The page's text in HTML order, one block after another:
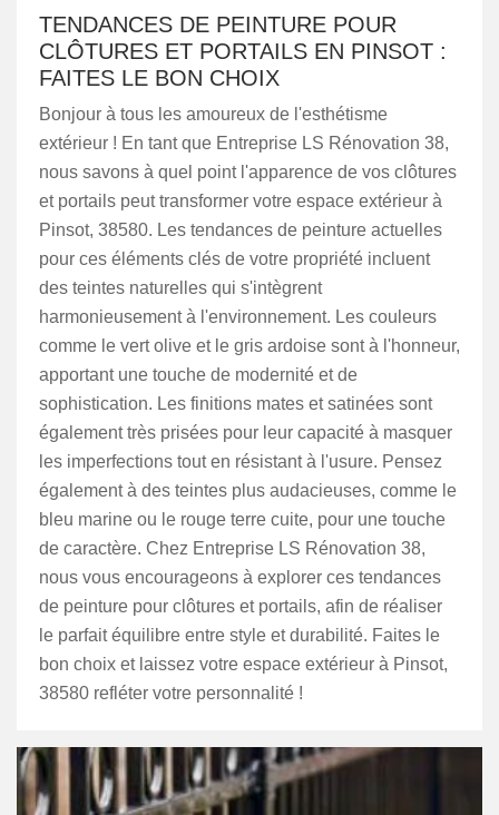
TENDANCES DE PEINTURE POUR
CLÔTURES ET PORTAILS EN PINSOT :
FAITES LE BON CHOIX
Bonjour à tous les amoureux de l'esthétisme
extérieur ! En tant que Entreprise LS Rénovation 38,
nous savons à quel point l'apparence de vos clôtures
et portails peut transformer votre espace extérieur à
Pinsot, 38580. Les tendances de peinture actuelles
pour ces éléments clés de votre propriété incluent
des teintes naturelles qui s'intègrent
harmonieusement à l'environnement. Les couleurs
comme le vert olive et le gris ardoise sont à l'honneur,
apportant une touche de modernité et de
sophistication. Les finitions mates et satinées sont
également très prisées pour leur capacité à masquer
les imperfections tout en résistant à l'usure. Pensez
également à des teintes plus audacieuses, comme le
bleu marine ou le rouge terre cuite, pour une touche
de caractère. Chez Entreprise LS Rénovation 38,
nous vous encourageons à explorer ces tendances
de peinture pour clôtures et portails, afin de réaliser
le parfait équilibre entre style et durabilité. Faites le
bon choix et laissez votre espace extérieur à Pinsot,
38580 refléter votre personnalité !